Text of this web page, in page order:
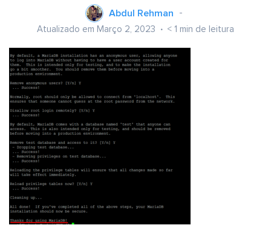
Abdul Rehman
Atualizado em Março 2, 2023 < 1 min de leitura